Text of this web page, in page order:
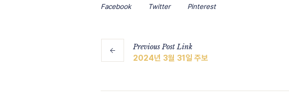
Facebook Twitter Pinterest
PreviousPostLink
2024년 3월 31일 주보